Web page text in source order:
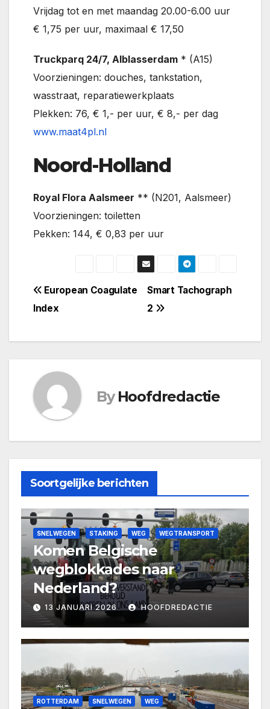
Vrijdag tot en met maandag 20.00-6.00 uur
€ 1,75 per uur, maximaal € 17,50
Truckparq 24/7, Alblasserdam * (A15)
Voorzieningen: douches, tankstation,
wasstraat, reparatiewerkplaats
Plekken: 76, € 1,- per uur, € 8,- per dag
www.maat4pl.nl
Noord-Holland
Royal Flora Aalsmeer ** (N201, Aalsmeer)
Voorzieningen: toiletten
Pekken: 144, € 0,83 per uur
Bericht
navigatie
Smart Tachograph
2
European Coagulate
Index
By Hoofdredactie
Soortgelijke berichten
SNELWEGEN STAKING WEG WEGTRANSPORT
Komen Belgische
wegblokkades naar
Nederland?
13 JANUARI 2026 HOOFDREDACTIE
ROTTERDAM SNELWEGEN WEG